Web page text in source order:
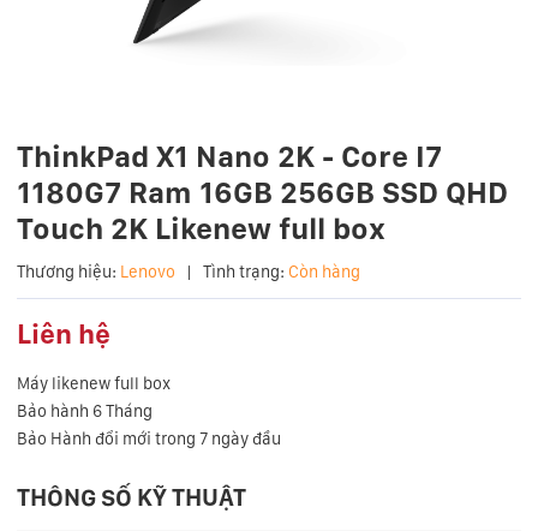
ThinkPad X1 Nano 2K - Core I7
1180G7 Ram 16GB 256GB SSD QHD
Touch 2K Likenew full box
Thương hiệu: Lenovo | Tình trạng: Còn hàng
Liên hệ
Máy likenew full box
Bảo hành 6 Tháng
Bảo Hành đổi mới trong 7 ngày đầu
THÔNG SỐ KỸ THUẬT